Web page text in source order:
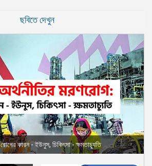
ছবিতে দেখুন
কারন - ইউনুস, চিকিৎসা - ক্ষমতাচ্যুতি